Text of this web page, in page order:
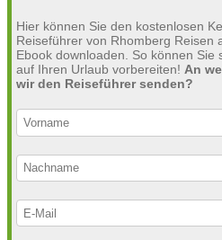
Hier können Sie den kostenlosen
Reiseführer von Rhomberg Reisen
Ebook downloaden. So können Sie
auf Ihren Urlaub vorbereiten! An
wir den Reiseführer senden?